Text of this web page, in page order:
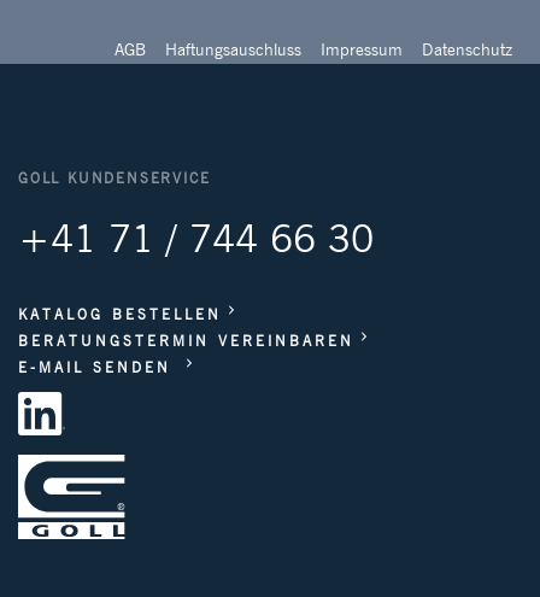
AGB Haftungsauschluss Impressum Datenschutz
GOLL KUNDENSERVICE
+41 71 / 744 66 30
KATALOG BESTELLEN
BERATUNGSTERMIN VEREINBAREN
E-MAIL SENDEN